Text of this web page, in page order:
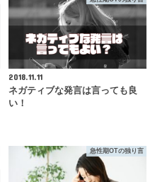
2018.11.11
ネガティブな発言は言っても良
い！
急性期OTの独り言